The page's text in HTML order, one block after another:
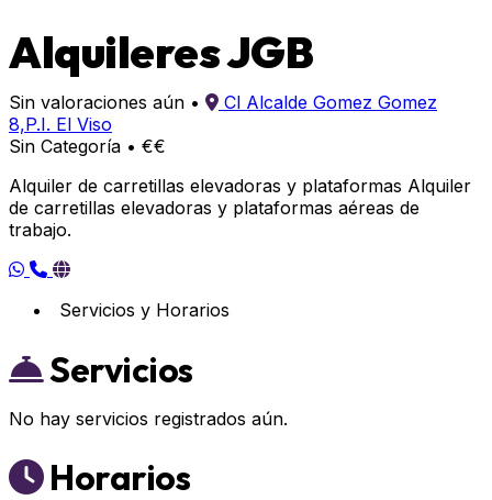
Alquileres JGB
Sin valoraciones aún •
Cl Alcalde Gomez Gomez
8,P.I. El Viso
Sin Categoría • €€
Alquiler de carretillas elevadoras y plataformas Alquiler
de carretillas elevadoras y plataformas aéreas de
trabajo.
Servicios y Horarios
Servicios
No hay servicios registrados aún.
Horarios